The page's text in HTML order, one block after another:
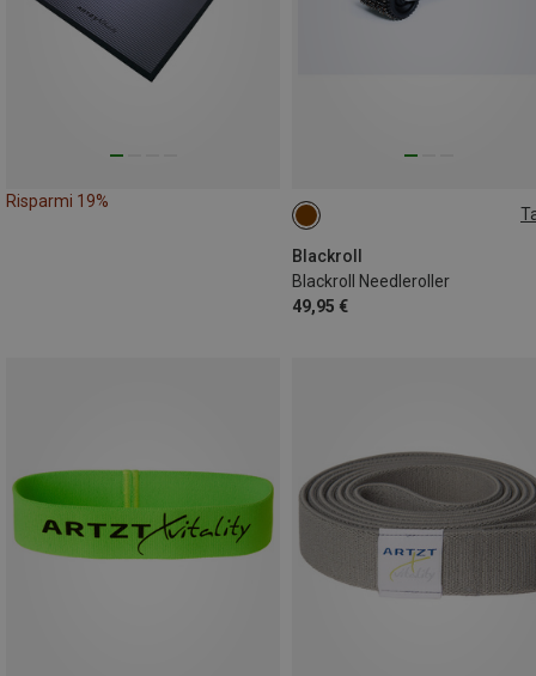
Risparmi 19%
Blackroll
Blackroll Needleroller
49,95 €
ONE SIZE